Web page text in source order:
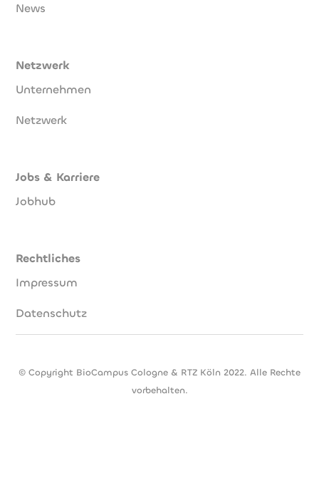
News
Netzwerk
Unternehmen
Netzwerk
Jobs & Karriere
Jobhub
Rechtliches
Impressum
Datenschutz
© Copyright BioCampus Cologne & RTZ Köln 2022. Alle Rechte
vorbehalten.